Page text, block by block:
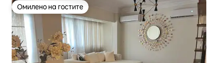
Омилено на гостите
Омилено на гостите